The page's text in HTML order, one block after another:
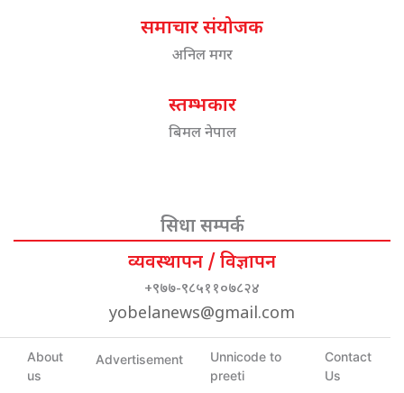
समाचार संयोजक
अनिल मगर
स्तम्भकार
बिमल नेपाल
सिधा सम्पर्क
व्यवस्थापन / विज्ञापन
+९७७-९८५११०७८२४
yobelanews@gmail.com
About
us
Advertisement
Unnicode to
preeti
Contact
Us